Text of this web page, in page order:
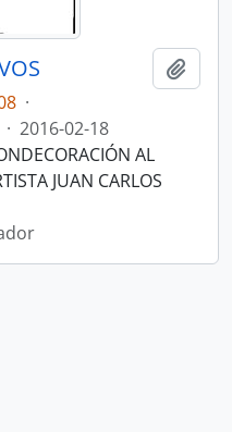
·
· 2016-02-18
AL
JUAN CARLOS